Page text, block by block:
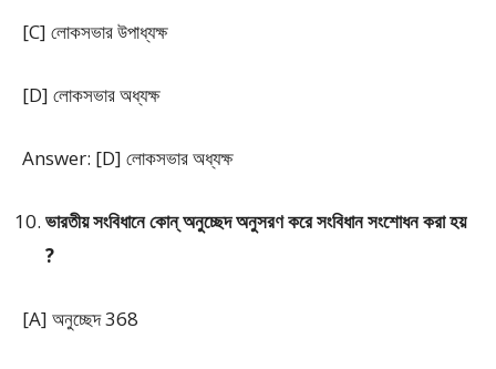
[C] লোকসভার উপাধ্যক্ষ
[D] লোকসভার অধ্যক্ষ
Answer: [D] লোকসভার অধ্যক্ষ
ভারতীয় সংবিধানে কোন্ অনুচ্ছেদ অনুসরণ করে সংবিধান সংশোধন করা হয়
?
[A] অনুচ্ছেদ 368